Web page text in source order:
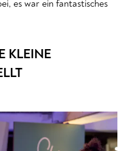
es war ein fantastisches
KLEINE